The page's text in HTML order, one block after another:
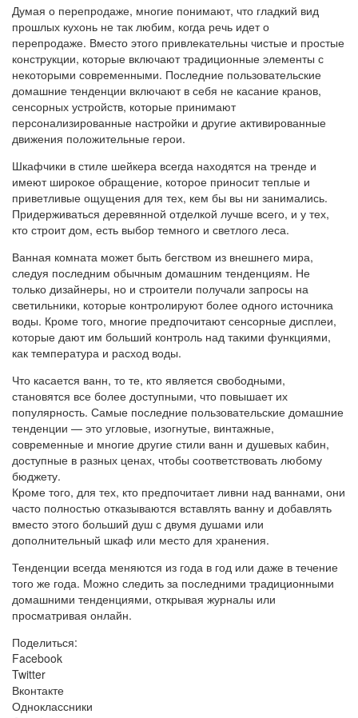
Думая о перепродаже, многие понимают, что гладкий вид
прошлых кухонь не так любим, когда речь идет о
перепродаже. Вместо этого привлекательны чистые и простые
конструкции, которые включают традиционные элементы с
некоторыми современными. Последние пользовательские
домашние тенденции включают в себя не касание кранов,
сенсорных устройств, которые принимают
персонализированные настройки и другие активированные
движения положительные герои.
Шкафчики в стиле шейкера всегда находятся на тренде и
имеют широкое обращение, которое приносит теплые и
приветливые ощущения для тех, кем бы вы ни занимались.
Придерживаться деревянной отделкой лучше всего, и у тех,
кто строит дом, есть выбор темного и светлого леса.
Ванная комната может быть бегством из внешнего мира,
следуя последним обычным домашним тенденциям. Не
только дизайнеры, но и строители получали запросы на
светильники, которые контролируют более одного источника
воды. Кроме того, многие предпочитают сенсорные дисплеи,
которые дают им больший контроль над такими функциями,
как температура и расход воды.
Что касается ванн, то те, кто является свободными,
становятся все более доступными, что повышает их
популярность. Самые последние пользовательские домашние
тенденции — это угловые, изогнутые, винтажные,
современные и многие другие стили ванн и душевых кабин,
доступные в разных ценах, чтобы соответствовать любому
бюджету.
Кроме того, для тех, кто предпочитает ливни над ваннами, они
часто полностью отказываются вставлять ванну и добавлять
вместо этого больший душ с двумя душами или
дополнительный шкаф или место для хранения.
Тенденции всегда меняются из года в год или даже в течение
того же года. Можно следить за последними традиционными
домашними тенденциями, открывая журналы или
просматривая онлайн.
Поделиться:
Facebook
Twitter
Вконтакте
Одноклассники